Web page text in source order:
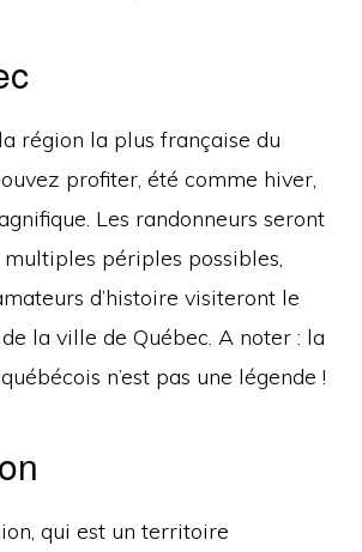
région la plus française du
profiter, été comme hiver,
Les randonneurs seront
périples possibles,
d’histoire visiteront le
la ville de Québec. A noter : la
n’est pas une légende !
qui est un territoire